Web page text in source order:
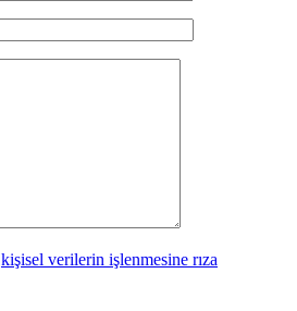
kişisel verilerin işlenmesine rıza